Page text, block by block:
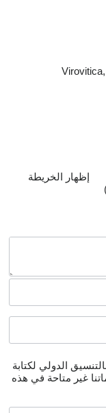
إظهار الخريطة
الدولي لكتابة
غير متاحة في هذه